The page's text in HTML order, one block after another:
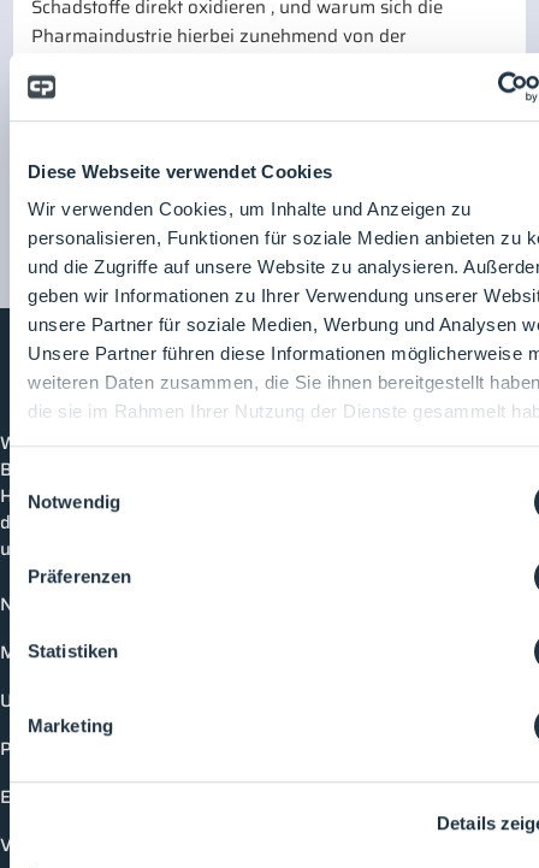
Diese Webseite verwendet Cookies
Wir verwenden Cookies, um Inhalte und Anzeigen zu
personalisieren, Funktionen für soziale Medien anbieten zu
und die Zugriffe auf unsere Website zu analysieren.
geben wir Informationen zu Ihrer Verwendung unserer
unsere Partner für soziale Medien, Werbung und Analysen
Unsere Partner führen diese Informationen möglicherweise
weiteren Daten zusammen, die Sie ihnen bereitgestellt
die sie im Rahmen Ihrer Nutzung der Dienste gesammelt
Einwilligungsauswahl
Notwendig
Präferenzen
Statistiken
Marketing
Details
Schadstoffe direkt oxidieren , und warum sich die
Pharmaindustrie hierbei zunehmend von der
Zurück zur Übersicht
Seite teilen:
CleanroomProcesses
Willkommen bei CleanroomProcesses, der
Branchenplattform für Reinraum und Prozesstechnik.
Hier bleibst du immer auf dem neuesten Stand, kannst
dich mit anderen verknüpfen und alle relevanten Themen
und Events der Branche entdecken.
News
Mediathek
Unternehmen
Produkte
Events
Vorträge